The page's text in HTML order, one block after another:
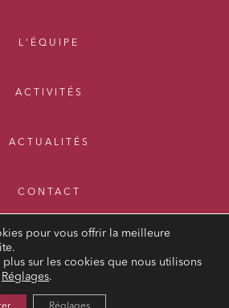
L'ÉQUIPE
ACTIVITÉS
ACTUALITÉS
CONTACT
LÉGALES
pour vous offrir la meilleure
plus sur les cookies que nous utilisons
Réglages.